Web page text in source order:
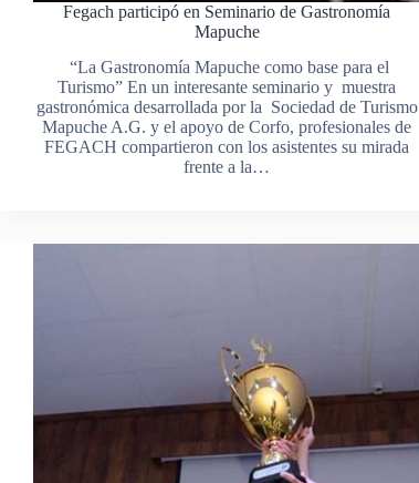
Fegach participó en Seminario de Gastronomía
Mapuche
“La Gastronomía Mapuche como base para el
Turismo” En un interesante seminario y muestra
gastronómica desarrollada por la Sociedad de Turismo
Mapuche A.G. y el apoyo de Corfo, profesionales de
FEGACH compartieron con los asistentes su mirada
frente a la…